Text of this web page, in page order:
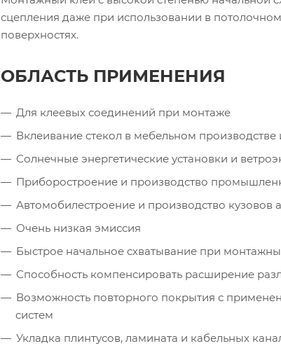
сцепления даже при использовании в
поверхностях.
ОБЛАСТЬ ПРИМЕНЕНИЯ
Для клеевых соединений при монтаже
Вклеивание стекол в мебельном
Солнечные энергетические установки и
Приборостроение и производство
Автомобилестроение и производство кузовов
Очень низкая эмиссия
Быстрое начальное схватывание при
Способность компенсировать расширение
Возможность повторного покрытия с
систем
Укладка плинтусов, ламината и кабельных